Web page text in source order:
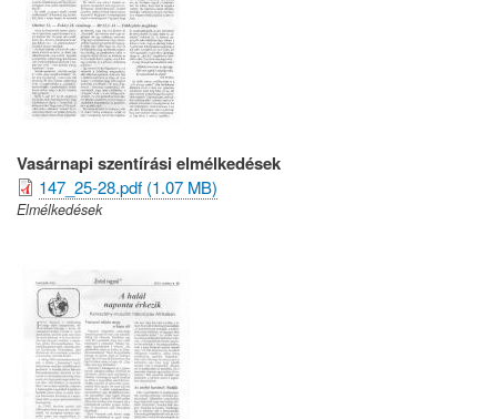
Vasárnapi szentírási elmélkedések
147_25-28.pdf (1.07 MB)
Elmélkedések